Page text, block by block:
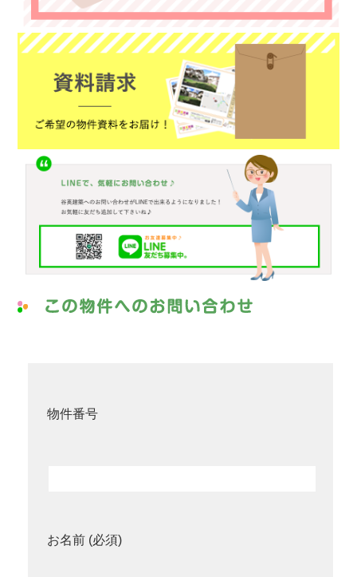
物件番号
お名前 (必須)